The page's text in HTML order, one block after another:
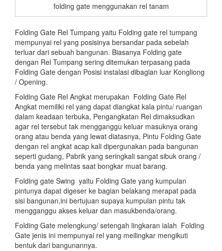
folding gate menggunakan rel tanam
Folding Gate Rel Tumpang yaitu Folding gate rel tumpang
mempunyai rel yang posisinya bersandar pada sebelah
terluar dari sebuah bangunan. Biasanya Folding gate
dengan Rel Tumpang sering ditemukan terpasang pada
Folding Gate dengan Posisi instalasi dibagian luar Kongliong
/ Opening.
Folding Gate Rel Angkat merupakan Folding Gate Rel
Angkat memiliki rel yang dapat diangkat kala pintu/ ruangan
dalam keadaan terbuka, Pengangkatan Rel dimaksudkan
agar rel tersebut tak mengganggu keluar masuknya orang
orang atau benda yang lewat diatasnya, Pintu Folding Gate
dengan rel angkat acap kali dipergunakan pada bangunan
seperti gudang, Pabrik yang seringkali sangat sibuk orang /
benda yang melintas saat bongkar muat barang.
Folding gate Swing yaitu Folding Gate yang kumpulan
pintunya dapat digeser ke bagian belakang merapat pada
sisi bangunan,ini bertujuan supaya kumpulan pintu tak
mengganggu akses keluar dan masukbenda/orang.
Folding Gate melengkung/ setengah lingkaran ialah Folding
Gate jenis ini mempunyai rel yang meilingkar mengikuti
bentuk dari bangunannya.